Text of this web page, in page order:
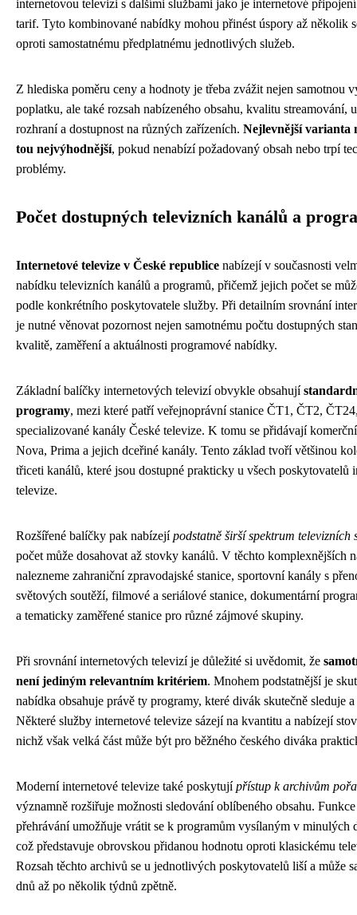
internetovou televizi s dalšími službami jako je internetové
tarif. Tyto kombinované nabídky mohou přinést úspory až několik
oproti samostatnému předplatnému jednotlivých služeb.
Z hlediska poměru ceny a hodnoty je třeba zvážit nejen samotnou
poplatku, ale také rozsah nabízeného obsahu, kvalitu streamování,
rozhraní a dostupnost na různých zařízeních. Nejlevnější varianta
tou nejvýhodnější, pokud nenabízí požadovaný obsah nebo trpí
problémy.
Počet dostupných televizních kanálů a
Internetové televize v České republice nabízejí v současnosti
nabídku televizních kanálů a programů, přičemž jejich počet se
podle konkrétního poskytovatele služby. Při detailním srovnání
je nutné věnovat pozornost nejen samotnému počtu dostupných
kvalitě, zaměření a aktuálnosti programové nabídky.
Základní balíčky internetových televizí obvykle obsahují
programy, mezi které patří veřejnoprávní stanice ČT1, ČT2,
specializované kanály České televize. K tomu se přidávají
Nova, Prima a jejich dceřiné kanály. Tento základ tvoří většinou
třiceti kanálů, které jsou dostupné prakticky u všech poskytovatelů
televize.
Rozšířené balíčky pak nabízejípodstatně širší spektrum televizních
počet může dosahovat až stovky kanálů. V těchto komplexnějších
nalezneme zahraniční zpravodajské stanice, sportovní kanály s
světových soutěží, filmové a seriálové stanice, dokumentární
a tematicky zaměřené stanice pro různé zájmové skupiny.
Při srovnání internetových televizí je důležité si uvědomit, že
není jediným relevantním kritériem. Mnohem podstatnější je
nabídka obsahuje právě ty programy, které divák skutečně sleduje
Některé služby internetové televize sázejí na kvantitu a nabízejí
nichž však velká část může být pro běžného českého diváka
Moderní internetové televize také poskytujípřístup k archivům
významně rozšiřuje možnosti sledování oblíbeného obsahu.
přehrávání umožňuje vrátit se k programům vysílaným v minulých
což představuje obrovskou přidanou hodnotu oproti klasickému
Rozsah těchto archivů se u jednotlivých poskytovatelů liší a může
dnů až po několik týdnů zpětně.